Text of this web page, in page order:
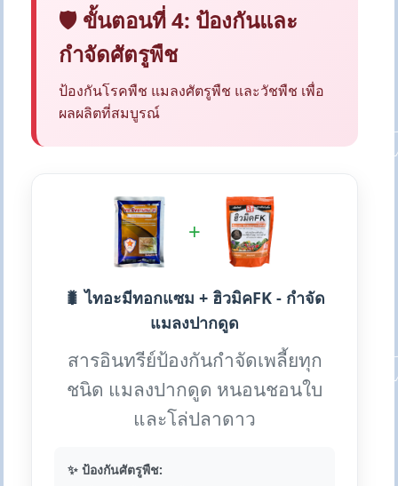
🛡️ ขั้นตอนที่ 4: ป้องกันและ
กำจัดศัตรูพืช
ป้องกันโรคพืช แมลงศัตรูพืช และวัชพืช เพื่อ
ผลผลิตที่สมบูรณ์
+
🐛 ไทอะมีทอกแซม + ฮิวมิคFK - กำจัด
แมลงปากดูด
สารอินทรีย์ป้องกันกำจัดเพลี้ยทุก
ชนิด แมลงปากดูด หนอนชอนใบ
และโล่ปลาดาว
✨ ป้องกันศัตรูพืช: